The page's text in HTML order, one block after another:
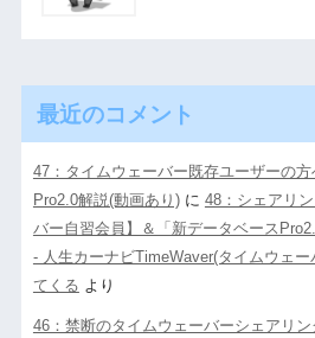
最近のコメント
47：タイムウェーバー既存ユーザーの
Pro2.0解説(動画あり)に 48：シェアリ
バー自習会員】＆「新データベース
- 人生カーナビTimeWaver(タイムウェー
てくる より
46：禁断のタイムウェーバーシェアリ